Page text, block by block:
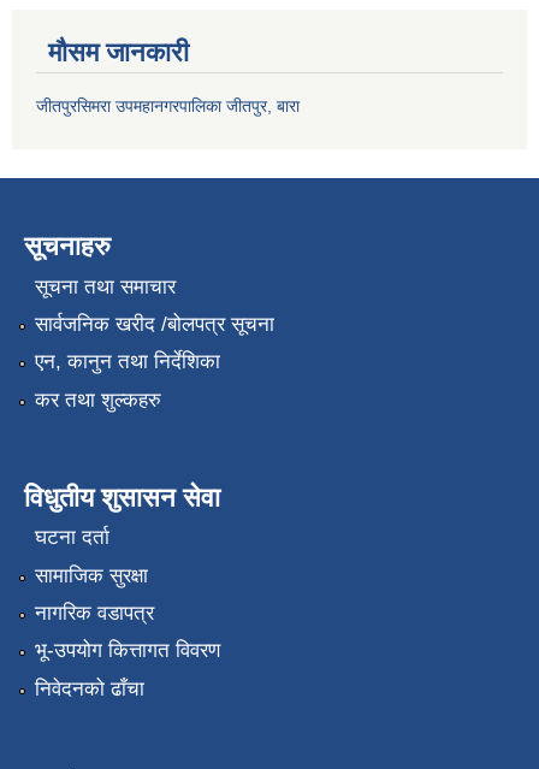
मौसम जानकारी
जीतपुरसिमरा उपमहानगरपालिका जीतपुर, बारा
सूचनाहरु
सूचना तथा समाचार
सार्वजनिक खरीद /बोलपत्र सूचना
एन, कानुन तथा निर्देशिका
कर तथा शुल्कहरु
विधुतीय शुसासन सेवा
घटना दर्ता
सामाजिक सुरक्षा
नागरिक वडापत्र
भू-उपयोग कित्तागत विवरण
निवेदनको ढाँचा